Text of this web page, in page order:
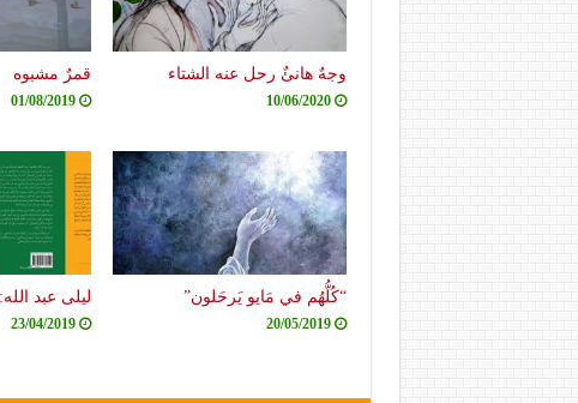
وجهٌ هانئٌ رحل عنه الشتاء
10/06/2020
قمرٌ مشبوه
01/08/2019
“كُلُّهُم في مَايو يَرحَلون”
20/05/2019
ليلى عبد
23/04/2019